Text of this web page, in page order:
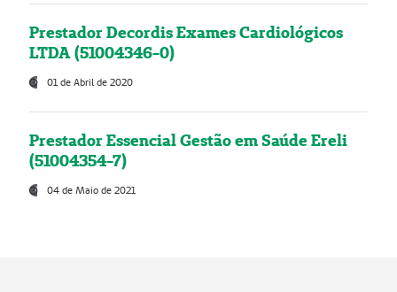
Prestador Decordis Exames Cardiológicos
LTDA (51004346-0)
01 de Abril de 2020
Prestador Essencial Gestão em Saúde Ereli
(51004354-7)
04 de Maio de 2021